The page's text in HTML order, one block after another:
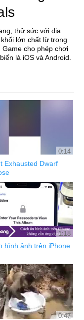
thử sức với địa
lớn chất lừ trong
Game cho phép chơi
là iOS và Android.
0:14
Exhausted Dwarf
1:18
hình ảnh trên iPhone
0:47